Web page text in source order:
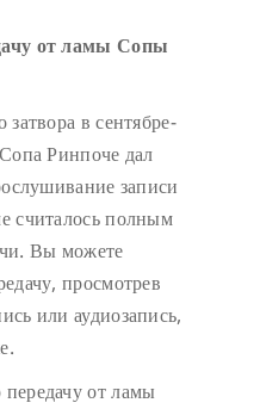
от ламы Сопы
в сентябре-
Ринпоче дал
записи
считалось полным
Вы можете
просмотрев
или аудиозапись,
от ламы